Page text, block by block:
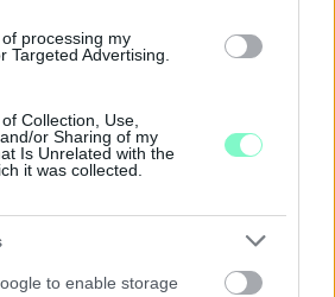
processing my
Targeted Advertising.
Collection, Use,
or Sharing of my
Is Unrelated with the
it was collected.
to enable storage
különleges kiállításokkal készülnek a
idején ráadásul a Várkazamata